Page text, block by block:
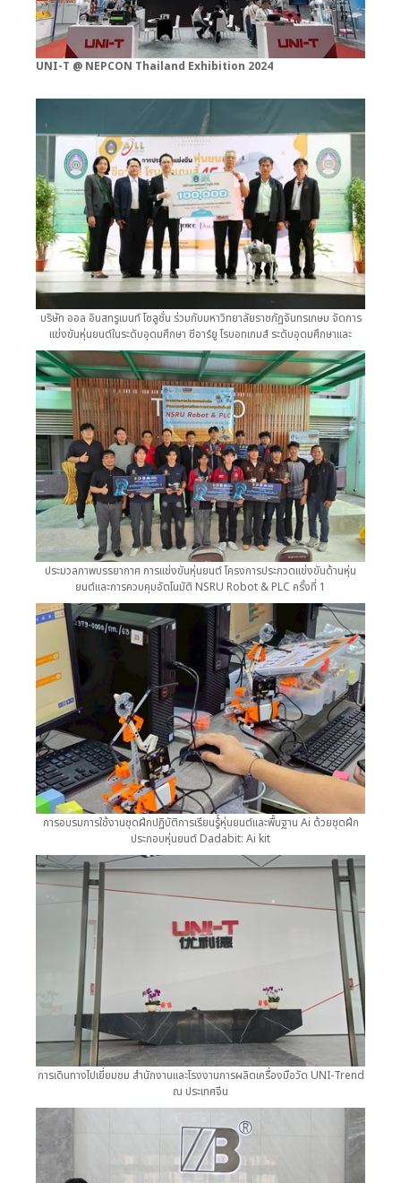
UNI-T @ NEPCON Thailand Exhibition 2024
See more »
บริษัท ออล อินสทรูเมนท์ โซลูชั่น ร่วมกับมหาวิทยาลัยราชภัฏจันทรเกษม จัดการ
แข่งขันหุ่นยนต์ในระดับอุดมศึกษา ซีอาร์ยู โรบอทเกมส์ ระดับอุดมศึกษาและ
อาชีวศึกษา ครั้งที่ 15 ประจำปี 2568 “Change world to Artificial
Intelligence into the future”
ประมวลภาพบรรยากาศ การแข่งขันหุ่นยนต์ โครงการประกวดแข่งขันด้านหุ่น
ยนต์และการควบคุมอัตโนมัติ NSRU Robot & PLC ครั้งที่ 1
การอบรมการใช้งานชุดฝึกปฏิบัติการเรียนรู้้หุ่นยนต์และพื้นฐาน Ai ด้วยชุดฝึก
ประกอบหุ่นยนต์ Dadabit: Ai kit
การเดินทางไปเยี่ยมชม สำนักงานและโรงงานการผลิตเครื่องมือวัด UNI-Trend
ณ ประเทศจีน